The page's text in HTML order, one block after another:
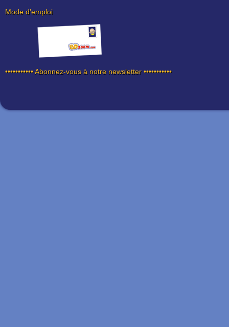
Mode d'emploi
••••••••••• Abonnez-vous à notre newsletter •••••••••••